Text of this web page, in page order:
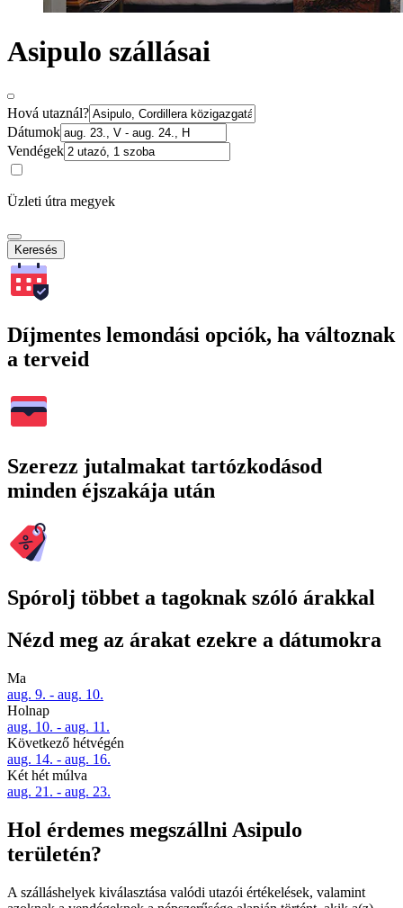
Asipulo szállásai
Hová utaznál?
Dátumok
Vendégek
Üzleti útra megyek
Keresés
Díjmentes lemondási opciók, ha változnak
a terveid
Szerezz jutalmakat tartózkodásod
minden éjszakája után
Spórolj többet a tagoknak szóló árakkal
Nézd meg az árakat ezekre a dátumokra
Ma
aug. 9. - aug. 10.
Holnap
aug. 10. - aug. 11.
Következő hétvégén
aug. 14. - aug. 16.
Két hét múlva
aug. 21. - aug. 23.
Hol érdemes megszállni Asipulo
területén?
A szálláshelyek kiválasztása valódi utazói értékelések, valamint